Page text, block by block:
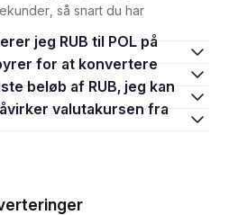
så snart du har